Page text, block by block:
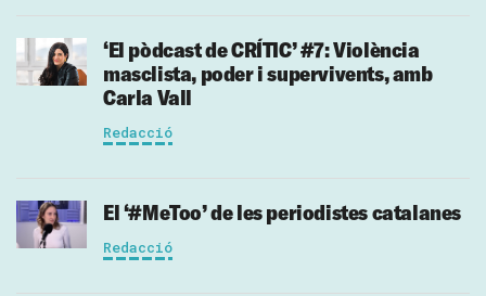
‘El pòdcast de CRÍTIC’ #7: Violència
masclista, poder i supervivents, amb
Carla Vall
Redacció
El ‘#MeToo’ de les periodistes catalanes
Redacció